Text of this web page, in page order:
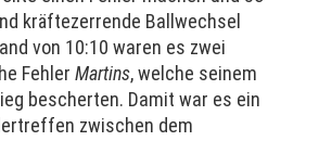
kräftezerrende Ballwechsel
von 10:10 waren es zwei
Fehler Martins, welche seinem
bescherten. Damit war es ein
zwischen dem